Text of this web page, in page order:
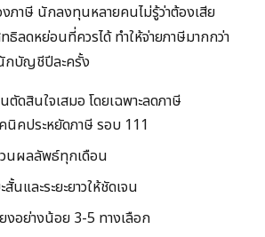
งภาษี นักลงทุนหลายคนไม่รู้ว่าต้องเสีย
ธิลดหย่อนที่ควรได้ ทำให้จ่ายภาษีมากกว่า
กบัญชีปีละครั้ง
ดสินใจเสมอ โดยเฉพาะลดภาษี
นิคประหยัดภาษี รอบ 111
นผลลัพธ์ทุกเดือน
สั้นและระยะยาวให้ชัดเจน
ยงอย่างน้อย 3-5 ทางเลือก